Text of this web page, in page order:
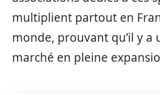
multiplient partout en
monde, prouvant qu’il y a
marché en pleine